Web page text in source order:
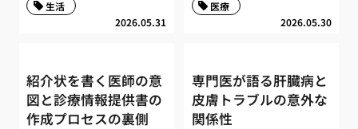
2026.05.31
生活
2026.05.30
医療
紹介状を書く医師の意
図と診療情報提供書の
作成プロセスの裏側
専門医が語る肝臓病と
皮膚トラブルの意外な
関係性